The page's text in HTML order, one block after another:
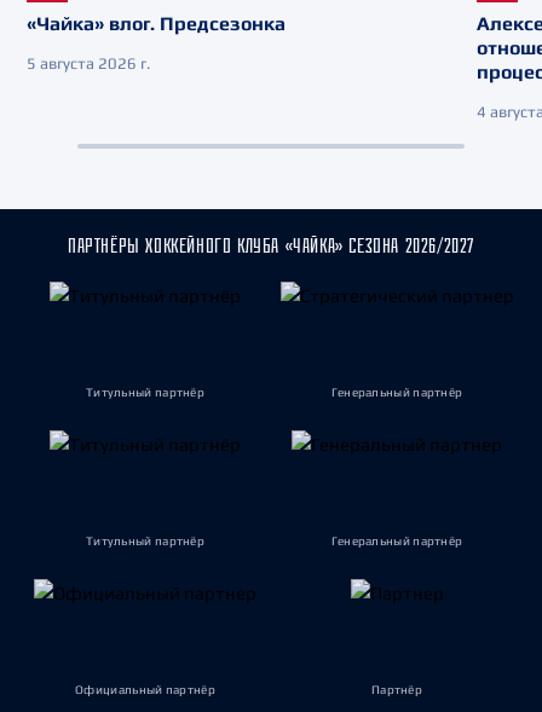
«Чайка» влог. Предсезонка
5 августа 2026 г.
4
ПАРТНЁРЫ ХОККЕЙНОГО КЛУБА «ЧАЙКА» СЕЗОНА 2026/2027
Титульный партнёр Генеральный партнёр
Титульный партнёр Генеральный партнёр
Официальный партнёр Партнёр